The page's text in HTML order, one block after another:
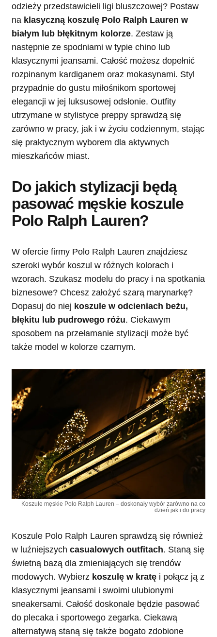
odzieży przedstawicieli ligi bluszczowej? Postaw
na klasyczną koszulę Polo Ralph Lauren w
białym lub błękitnym kolorze. Zestaw ją
następnie ze spodniami w typie chino lub
klasycznymi jeansami. Całość możesz dopełnić
rozpinanym kardiganem oraz mokasynami. Styl
przypadnie do gustu miłośnikom sportowej
elegancji w jej luksusowej odsłonie. Outfity
utrzymane w stylistyce preppy sprawdzą się
zarówno w pracy, jak i w życiu codziennym, stając
się praktycznym wyborem dla aktywnych
mieszkańców miast.
Do jakich stylizacji będą
pasować męskie koszule
Polo Ralph Lauren?
W ofercie firmy Polo Ralph Lauren znajdziesz
szeroki wybór koszul w różnych kolorach i
wzorach. Szukasz modelu do pracy i na spotkania
biznesowe? Chcesz założyć szarą marynarkę?
Dopasuj do niej koszule w odcieniach beżu,
błękitu lub pudrowego różu. Ciekawym
sposobem na przełamanie stylizacji może być
także model w kolorze czarnym.
Koszule męskie Polo Ralph Lauren – doskonały wybór zarówno na co
dzień jak i do pracy
Koszule Polo Ralph Lauren sprawdzą się również
w luźniejszych casualowych outfitach. Staną się
świetną bazą dla zmieniających się trendów
modowych. Wybierz koszulę w kratę i połącz ją z
klasycznymi jeansami i swoimi ulubionymi
sneakersami. Całość doskonale będzie pasować
do plecaka i sportowego zegarka. Ciekawą
alternatywą staną się także bogato zdobione